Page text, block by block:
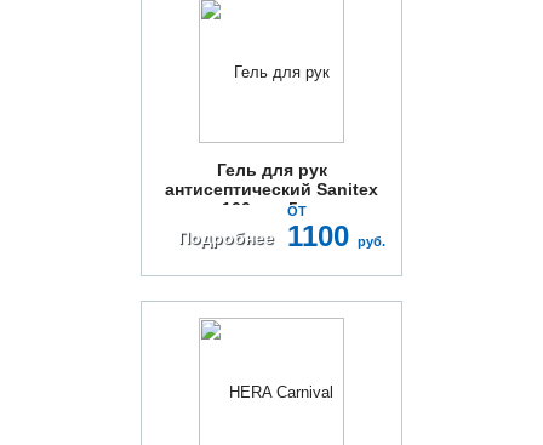
Гель для рук
антисептический Sanitex
100 мл, 5шт
Подробнее
ОТ
1100 руб.